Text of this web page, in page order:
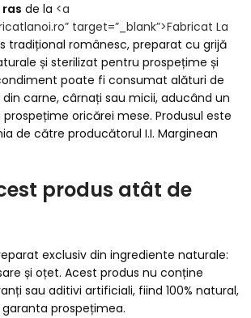
ras de la <a
target=”_blank”>Fabricat La
tradițional românesc, preparat cu grijă
și sterilizat pentru prospețime și
poate fi consumat alături de
carne, cârnați sau micii, aducând un
prospețime oricărei mese. Produsul este
de către producătorul I.I. Marginean
produs atât de
exclusiv din ingrediente naturale:
și oțet. Acest produs nu conține
sau aditivi artificiali, fiind 100% natural,
prospețimea.